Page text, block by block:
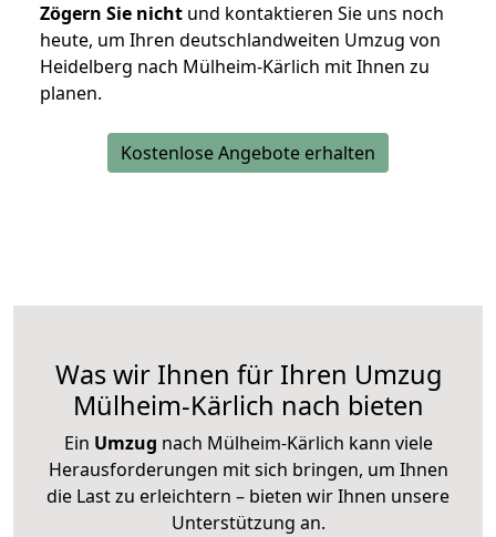
Zögern Sie nicht und kontaktieren Sie uns noch
heute, um Ihren deutschlandweiten Umzug von
Heidelberg nach Mülheim-Kärlich mit Ihnen zu
planen.
Kostenlose Angebote erhalten
Was wir Ihnen für Ihren Umzug
Mülheim-Kärlich nach bieten
Ein Umzug nach Mülheim-Kärlich kann viele
Herausforderungen mit sich bringen, um Ihnen
die Last zu erleichtern – bieten wir Ihnen unsere
Unterstützung an.